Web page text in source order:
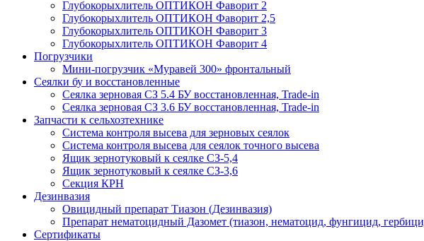
Глубокорыхлитель ОПТИКОН Фаворит 2
Глубокорыхлитель ОПТИКОН Фаворит 2,5
Глубокорыхлитель ОПТИКОН Фаворит 3
Глубокорыхлитель ОПТИКОН Фаворит 4
Погрузчики
Мини-погрузчик «Муравей 300» фронтальный
Сеялки бу и восстановленные
Сеялка зерновая СЗ 5.4 БУ восстановленная, Trade-in
Сеялка зерновая СЗ 3.6 БУ восстановленная, Trade-in
Запчасти к сельхозтехнике
Система контроля высева для зерновых сеялок
Система контроля высева для сеялок точного высева
Ящик зернотуковый к сеялке СЗ-5,4
Ящик зернотуковый к сеялке СЗ-3,6
Секция КРН
Дезинвазия
Овицидный препарат Тиазон (Дезинвазия)
Препарат нематоцидный Дазомет (тиазон, нематоцид, фунгицид,
Сертификаты